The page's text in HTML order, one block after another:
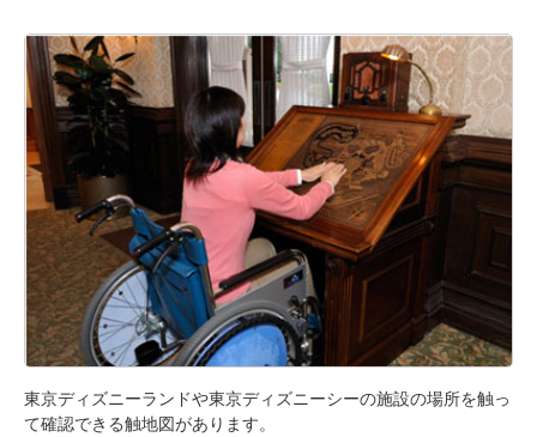
東京ディズニーランドや東京ディズニーシーの施設の場所を触っ
て確認できる触地図があります。